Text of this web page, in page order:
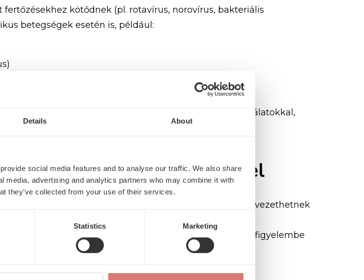
Details About
social media features and to analyse our traffic. We also share
media, advertising and analytics partners who may combine it with
they’ve collected from your use of their services.
Statistics Marketing
fertőzésekhez kötődnek (pl. rotavírus, norovírus, bakteriális
betegségek esetén is, például:
esetén belgyógyászaink célzott labor- és székletvizsgálatokkal,
okokat.
Testi tünetek, lelki háttérrel
Stressz, szorongás, feldolgozatlan traumák gyakran vezethetnek
szervi, hanem pszichoszomatikus tényezőket is figyelembe